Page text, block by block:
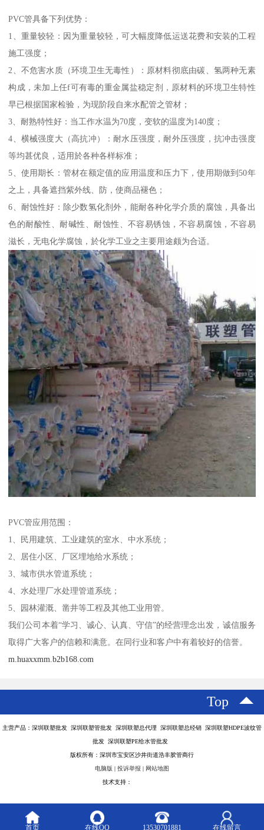
PVC管具备下列优势：
1、重量较轻：因为重量较轻，可大幅度降低运送花费和安装的工程
施工强度；
2、不危害水质（环境卫生无毒性）：原材料彻底由碳、氢两种无素
构成，未加上任f可有毒的重金属盐稳定剂，原材料的环境卫生特性
早已根据国家检验，为现阶段自来水配管之管材；
3、耐熟特性好：当工作水温为70度，变软的温度为140度；
4、横械强度大（高抗冲）：耐水压强度，耐外压强度，抗冲击强度
等均甚优良，适用於各种各样标准；
5、使用期长：管材在额定值的应用温度和压力下，使用期做到50年
之上，具备遮挡紫外线、防，使商品褪色；
6、耐蚀性好：除少数氢化剂外，能耐各种化学介质的腐蚀，具备出
色的耐酸性、耐碱性、耐蚀性、不容易锈蚀，不容易腐蚀，不容易
滋长，无电化学腐蚀，於化学工业之主要用途颇为合适。
PVC管应用范围：
1、民用建筑、工业建筑的室水、中水系统；
2、居住小区、厂区埋地给水系统；
3、城市供水管道系统；
4、水处理厂水处理管道系统；
5、园林灌溉、凿井等工程及其他工业用管。
我们公司本着“学习、诚心、认真、守信”的经营理念出发，诚信服务
取得广大客户的信赖和满意。在同行业和客户中有着较好的信誉。
m.huaxxmm.b2b168.com
Top
主营产品：深圳联塑批发 深圳联塑管批发 深圳联塑总代理 深圳联塑总经销 深圳联塑HDPE波纹管
批发 深圳联塑PE给水管批发
版权所有：深圳市宝安区沙井街道浩丰胶管商行
电脑版 | 投诉举报 | 网站地图
技术支持：
首页 在线QQ 13530701881 在线留言